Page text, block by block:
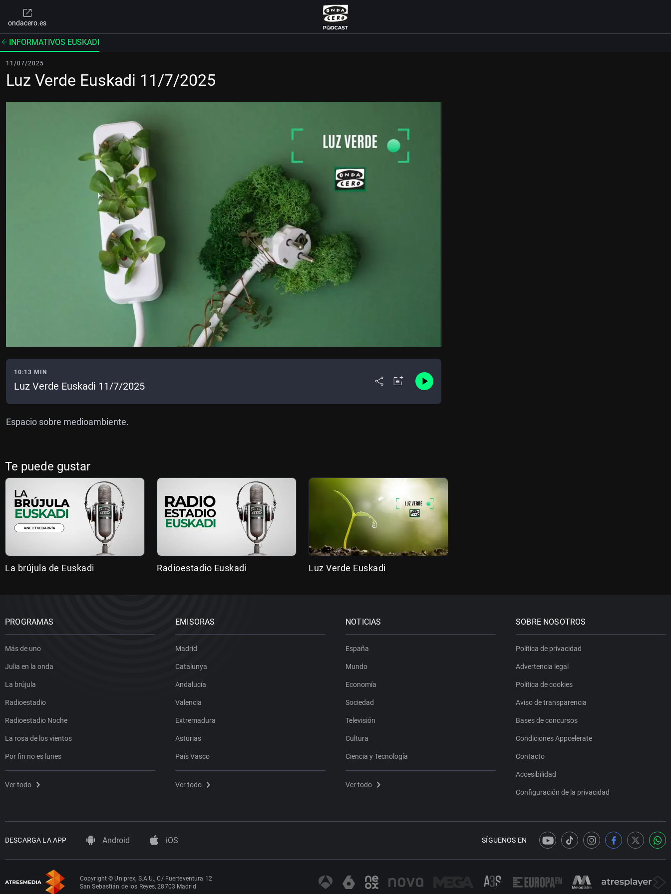
ondacero.es
INFORMATIVOS EUSKADI
11/07/2025
Luz Verde Euskadi 11/7/2025
10:13 MIN
Luz Verde Euskadi 11/7/2025
Espacio sobre medioambiente.
Te puede gustar
La brújula de Euskadi Radioestadio Euskadi Luz Verde Euskadi
PROGRAMAS
Más de uno
Julia en la onda
La brújula
Radioestadio
Radioestadio Noche
La rosa de los vientos
Por fin no es lunes
Ver todo
EMISORAS
Madrid
Catalunya
Andalucía
Valencia
Extremadura
Asturias
País Vasco
Ver todo
NOTICIAS
España
Mundo
Economía
Sociedad
Televisión
Cultura
Ciencia y Tecnología
Ver todo
SOBRE NOSOTROS
Política de privacidad
Advertencia legal
Política de cookies
Aviso de transparencia
Bases de concursos
Condiciones Appcelerate
Contacto
Accesibilidad
Configuración de la privacidad
DESCARGA LA APP Android iOS SÍGUENOS EN
Copyright © Uniprex, S.A.U., C/ Fuerteventura 12
San Sebastián de los Reyes, 28703 Madrid